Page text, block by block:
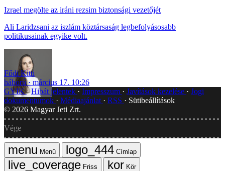
Izrael megölte az iráni rezsim biztonsági vezetőjét
Ali Laridzsani az iszlám köztársaság legbefolyásosabb
politikusainak egyike volt.
Fődi Kitti
háború
március 17. 10:26
GYIK Hibát jelentek Impresszum Javítások kezelése
Jogi
dokumentumok
Médiaajánlat RSS
Sütibeállítások
© 2026 Magyar Jeti Zrt.
Vége
Menü
Címlap
Friss
Kör